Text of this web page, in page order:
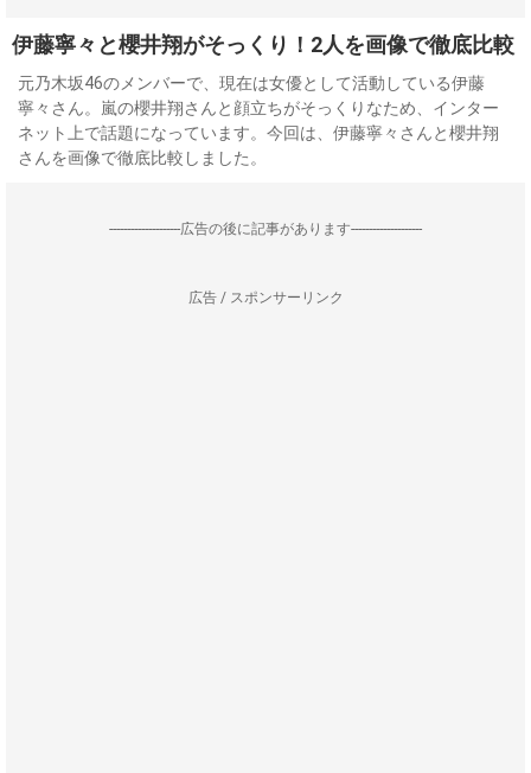
伊藤寧々と櫻井翔がそっくり！2人を画像で徹底比較
元乃木坂46のメンバーで、現在は女優として活動している伊藤
寧々さん。嵐の櫻井翔さんと顔立ちがそっくりなため、インター
ネット上で話題になっています。今回は、伊藤寧々さんと櫻井翔
さんを画像で徹底比較しました。
--------------------広告の後に記事があります--------------------
広告 / スポンサーリンク